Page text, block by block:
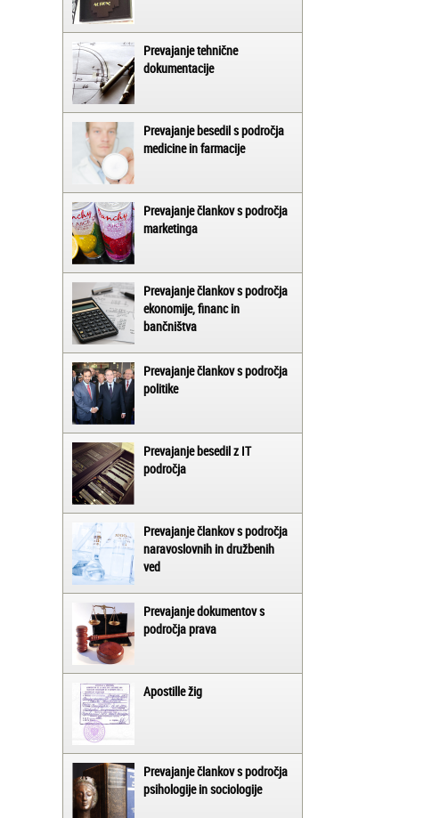
Prevajanje tehnične
dokumentacije
Prevajanje besedil s področja
medicine in farmacije
Prevajanje člankov s področja
marketinga
Prevajanje člankov s področja
ekonomije, financ in
bančništva
Prevajanje člankov s področja
politike
Prevajanje besedil z IT
področja
Prevajanje člankov s področja
naravoslovnih in družbenih
ved
Prevajanje dokumentov s
področja prava
Apostille žig
Prevajanje člankov s področja
psihologije in sociologije